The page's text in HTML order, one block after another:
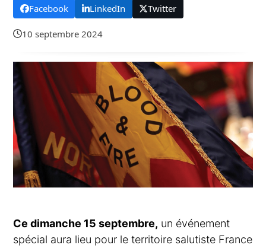
Facebook LinkedIn Twitter
10 septembre 2024
Ce dimanche 15 septembre, un événement
spécial aura lieu pour le territoire salutiste France